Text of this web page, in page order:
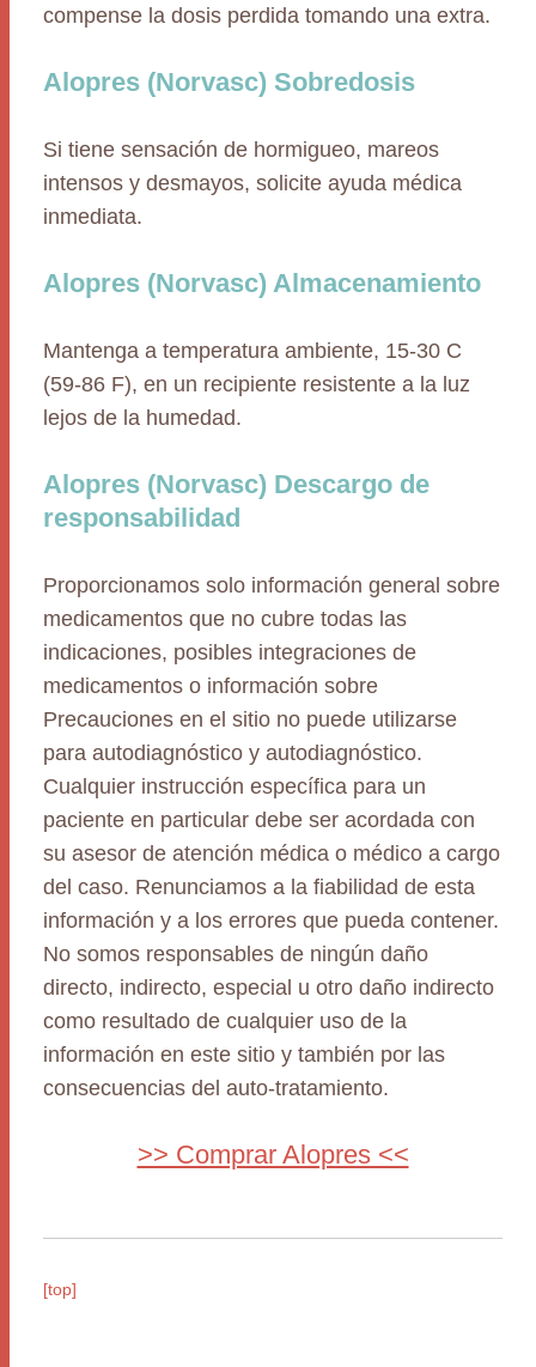
compense la dosis perdida tomando una extra.
Alopres (Norvasc) Sobredosis
Si tiene sensación de hormigueo, mareos
intensos y desmayos, solicite ayuda médica
inmediata.
Alopres (Norvasc) Almacenamiento
Mantenga a temperatura ambiente, 15-30 C
(59-86 F), en un recipiente resistente a la luz
lejos de la humedad.
Alopres (Norvasc) Descargo de
responsabilidad
Proporcionamos solo información general sobre
medicamentos que no cubre todas las
indicaciones, posibles integraciones de
medicamentos o información sobre
Precauciones en el sitio no puede utilizarse
para autodiagnóstico y autodiagnóstico.
Cualquier instrucción específica para un
paciente en particular debe ser acordada con
su asesor de atención médica o médico a cargo
del caso. Renunciamos a la fiabilidad de esta
información y a los errores que pueda contener.
No somos responsables de ningún daño
directo, indirecto, especial u otro daño indirecto
como resultado de cualquier uso de la
información en este sitio y también por las
consecuencias del auto-tratamiento.
>> Comprar Alopres <<
[top]